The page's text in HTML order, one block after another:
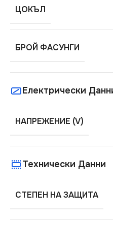
ЦОКЪЛ
БРОЙ ФАСУНГИ
Електрически
НАПРЕЖЕНИЕ (V)
Технически Данни
СТЕПЕН НА ЗАЩИТА